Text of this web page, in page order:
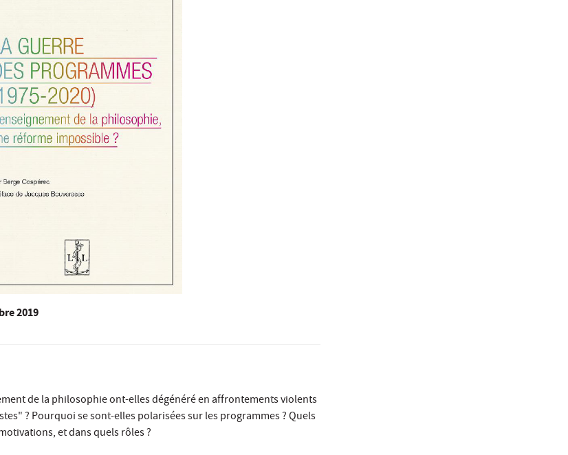
2019
de la philosophie ont-elles dégénéré en affrontements violents
? Pourquoi se sont-elles polarisées sur les programmes ? Quels
et dans quels rôles ?